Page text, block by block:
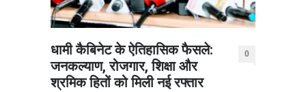
धामी कैबिनेट के ऐतिहासिक फैसले:
जनकल्याण, रोजगार, शिक्षा और
श्रमिक हितों को मिली नई रफ्तार
0